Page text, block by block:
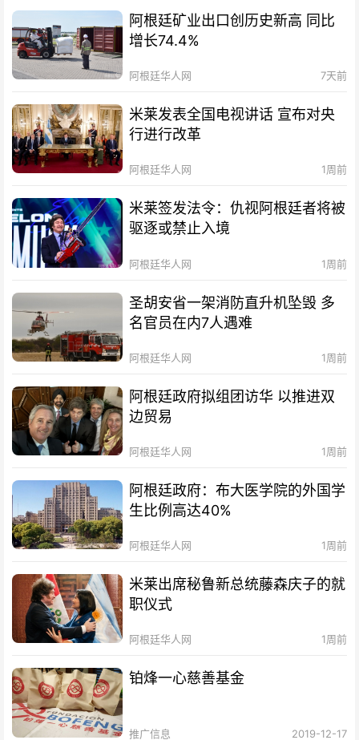
阿根廷矿业出口创历史新高 同比
增长74.4%
阿根廷华人网 7天前
米莱发表全国电视讲话 宣布对央
行进行改革
阿根廷华人网 1周前
米莱签发法令：仇视阿根廷者将被
驱逐或禁止入境
阿根廷华人网 1周前
圣胡安省一架消防直升机坠毁 多
名官员在内7人遇难
阿根廷华人网 1周前
阿根廷政府拟组团访华 以推进双
边贸易
阿根廷华人网 1周前
阿根廷政府：布大医学院的外国学
生比例高达40%
阿根廷华人网 1周前
米莱出席秘鲁新总统藤森庆子的就
职仪式
阿根廷华人网 1周前
铂烽一心慈善基金
推广信息 2019-12-17